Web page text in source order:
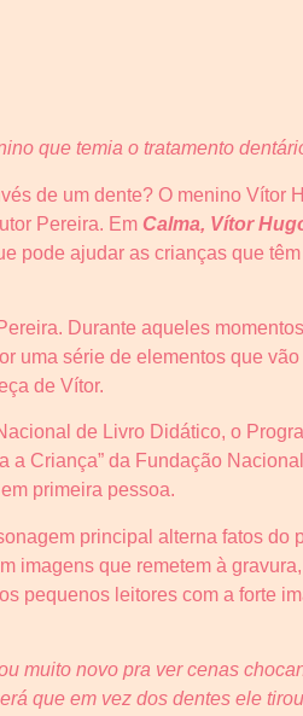
que temia o tratamento
de um dente? O menino Vítor
Pereira. Em Calma, Vítor
pode ajudar as crianças que
Durante aqueles
uma série de elementos que
de Vítor.
de Livro Didático, o
a Criança” da Fundação
primeira pessoa.
principal alterna fatos do
imagens que remetem à gravura,
pequenos leitores com a forte
muito novo pra ver cenas
que em vez dos dentes ele